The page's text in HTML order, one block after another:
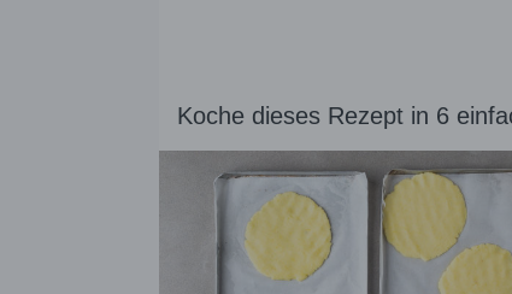
Koche dieses Rezept in 6